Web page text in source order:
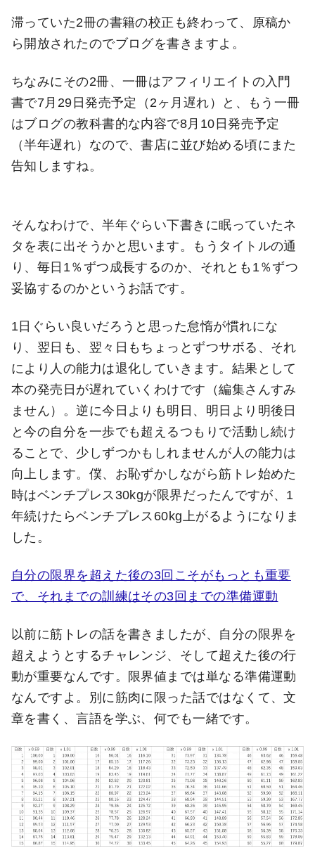
滞っていた2冊の書籍の校正も終わって、原稿か
ら開放されたのでブログを書きますよ。
ちなみにその2冊、一冊はアフィリエイトの入門
書で7月29日発売予定（2ヶ月遅れ）と、もう一冊
はブログの教科書的な内容で8月10日発売予定
（半年遅れ）なので、書店に並び始める頃にまた
告知しますね。
そんなわけで、半年ぐらい下書きに眠っていたネ
タを表に出そうかと思います。もうタイトルの通
り、毎日1％ずつ成長するのか、それとも1％ずつ
妥協するのかというお話です。
1日ぐらい良いだろうと思った怠惰が慣れにな
り、翌日も、翌々日もちょっとずつサボる、それ
により人の能力は退化していきます。結果として
本の発売日が遅れていくわけです（編集さんすみ
ません）。逆に今日よりも明日、明日より明後日
と今の自分を一歩でも超えるつもりで活動し続け
ることで、少しずつかもしれませんが人の能力は
向上します。僕、お恥ずかしながら筋トレ始めた
時はベンチプレス30kgが限界だったんですが、1
年続けたらベンチプレス60kg上がるようになりま
した。
自分の限界を超えた後の3回こそがもっとも重要
で、それまでの訓練はその3回までの準備運動
以前に筋トレの話を書きましたが、自分の限界を
超えようとするチャレンジ、そして超えた後の行
動が重要なんです。限界値までは単なる準備運動
なんですよ。別に筋肉に限った話ではなくて、文
章を書く、言語を学ぶ、何でも一緒です。